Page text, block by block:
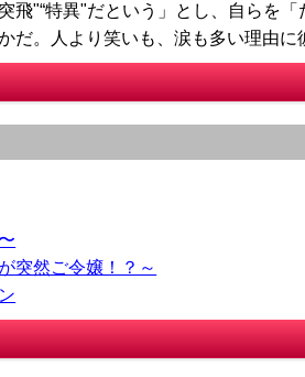
飛"“特異"だという」とし、自ら
だ。人より笑いも、涙も多い理由
突然ご令嬢！？～